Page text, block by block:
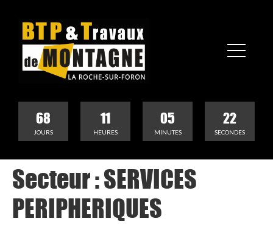
68
JOURS
11
HEURES
05
MINUTES
22
SECONDES
Secteur :SERVICES
PERIPHERIQUES